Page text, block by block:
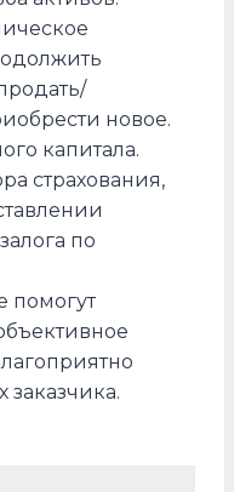
новое.
капитала.
страхования,
по
помогут
заказчика.